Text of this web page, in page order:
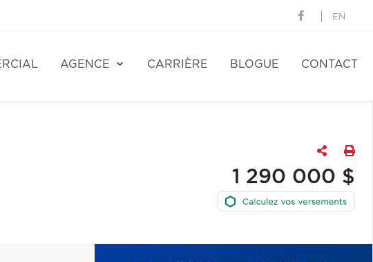
EN
AGENCE CARRIÈRE BLOGUE CONTACT
1 290 000 $